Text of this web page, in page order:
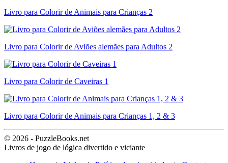
Livro para Colorir de Animais para Crianças 2
Livro para Colorir de Aviões alemães para Adultos 2
Livro para Colorir de Caveiras 1
Livro para Colorir de Animais para Crianças 1, 2 & 3
© 2026 - PuzzleBooks.net
Livros de jogo de lógica divertido e viciante